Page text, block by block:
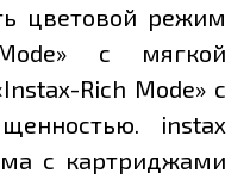
цветовой режим
с мягкой
Rich Mode» с
instax
с картриджами